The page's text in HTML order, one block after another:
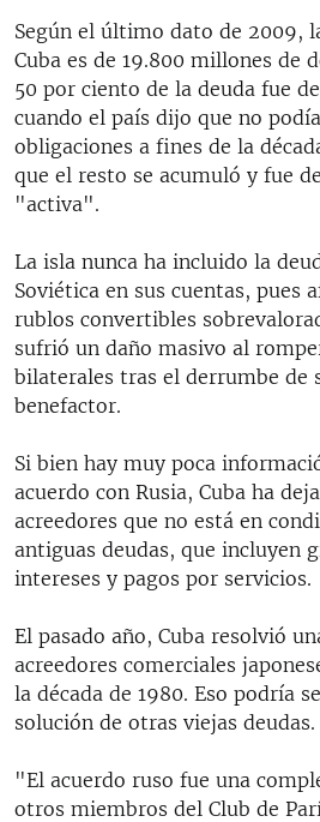
Según el último dato de 2009,
Cuba es de 19.800 millones de
50 por ciento de la deuda fue
cuando el país dijo que no
obligaciones a fines de la
que el resto se acumuló y fue
"activa".
La isla nunca ha incluido la
Soviética en sus cuentas, pues
rublos convertibles
sufrió un daño masivo al
bilaterales tras el derrumbe de
benefactor.
Si bien hay muy poca
acuerdo con Rusia, Cuba ha
acreedores que no está en
antiguas deudas, que incluyen
intereses y pagos por servicios.
El pasado año, Cuba resolvió
acreedores comerciales
la década de 1980. Eso podría
solución de otras viejas deudas.
"El acuerdo ruso fue una
otros miembros del Club de